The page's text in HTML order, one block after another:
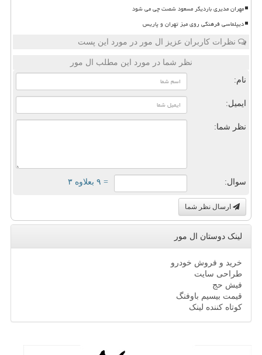
مهران مدیری باردیگر مسعود شصت چی می شود
دیپلماسی فرهنگی روی میز تهران و پاریس
نظرات کاربران عزیز ال مور در مورد این پست
نظر شما در مورد این مطلب ال مور
نام:
ایمیل:
نظر شما:
سوال: = ۹ بعلاوه ۳
ارسال نظر شما
لینک دوستان ال مور
خرید و فروش خودرو
طراحی سایت
فیش حج
قیمت بیسیم باوفنگ
کوتاه کننده لینک